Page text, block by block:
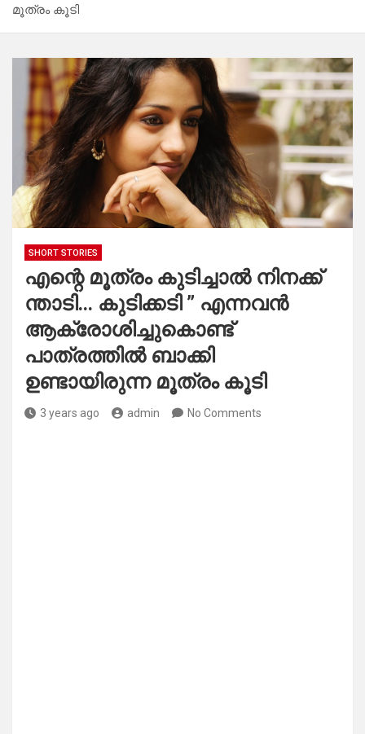
മൂത്രം കൂടി
SHORT STORIES
എന്റെ മൂത്രം കുടിച്ചാൽ നിനക്ക്
ന്താടി… കുടിക്കടി ” എന്നവൻ
ആക്രോശിച്ചുകൊണ്ട്
പാത്രത്തിൽ ബാക്കി
ഉണ്ടായിരുന്ന മൂത്രം കൂടി
3 years ago admin No Comments